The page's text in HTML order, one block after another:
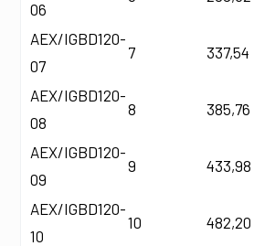
06
AEX/IGBD120-
07
7 337,54
AEX/IGBD120-
08
8 385,76
AEX/IGBD120-
09
9 433,98
AEX/IGBD120-
10
10 482,20